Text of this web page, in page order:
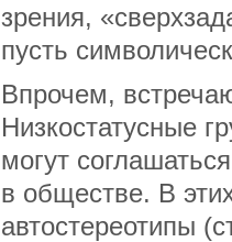
зрения,
пусть
Впрочем,
Низкостатусные
могут
в обществе. В
автостереотипы